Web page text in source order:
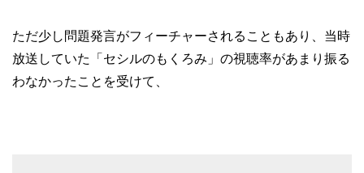
ただ少し問題発言がフィーチャーされることもあり、当時
放送していた「セシルのもくろみ」の視聴率があまり振る
わなかったことを受けて、